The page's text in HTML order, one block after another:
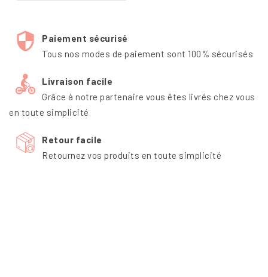
Paiement sécurisé
Tous nos modes de paiement sont 100% sécurisés
Livraison facile
Grâce à notre partenaire vous êtes livrés chez vous
en toute simplicité
Retour facile
Retournez vos produits en toute simplicité